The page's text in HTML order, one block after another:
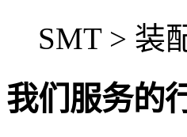
SMT > 装
我们服务的